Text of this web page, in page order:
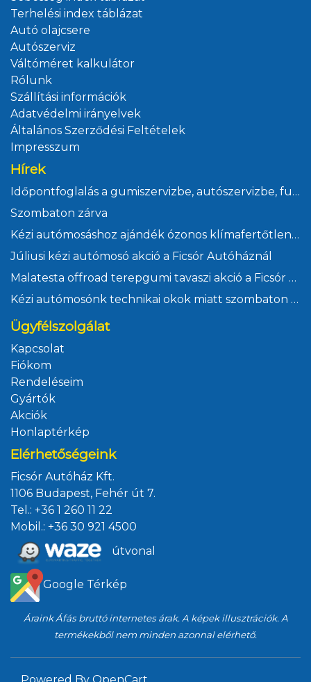
Terhelési index táblázat
Autó olajcsere
Autószerviz
Váltóméret kalkulátor
Rólunk
Szállítási információk
Adatvédelmi irányelvek
Általános Szerződési Feltételek
Impresszum
Hírek
Időpontfoglalás a gumiszervizbe, autószervizbe, futómű állításra és műszaki vizsgára Ficsór Autóház Kft
Szombaton zárva
Kézi autómosáshoz ajándék ózonos klímafertőtlenítés
Júliusi kézi autómosó akció a Ficsór Autóháznál
Malatesta offroad terepgumi tavaszi akció a Ficsór Autóháznál
Kézi autómosónk technikai okok miatt szombaton zárva
Ügyfélszolgálat
Kapcsolat
Fiókom
Rendeléseim
Gyártók
Akciók
Honlaptérkép
Elérhetőségeink
Ficsór Autóház Kft.
1106 Budapest, Fehér út 7.
Tel.: +36 1 260 11 22
Mobil.: +36 30 921 4500
útvonal
Google Térkép
Áraink Áfás bruttó internetes árak. A képek illusztrációk. A
termékekből nem minden azonnal elérhető.